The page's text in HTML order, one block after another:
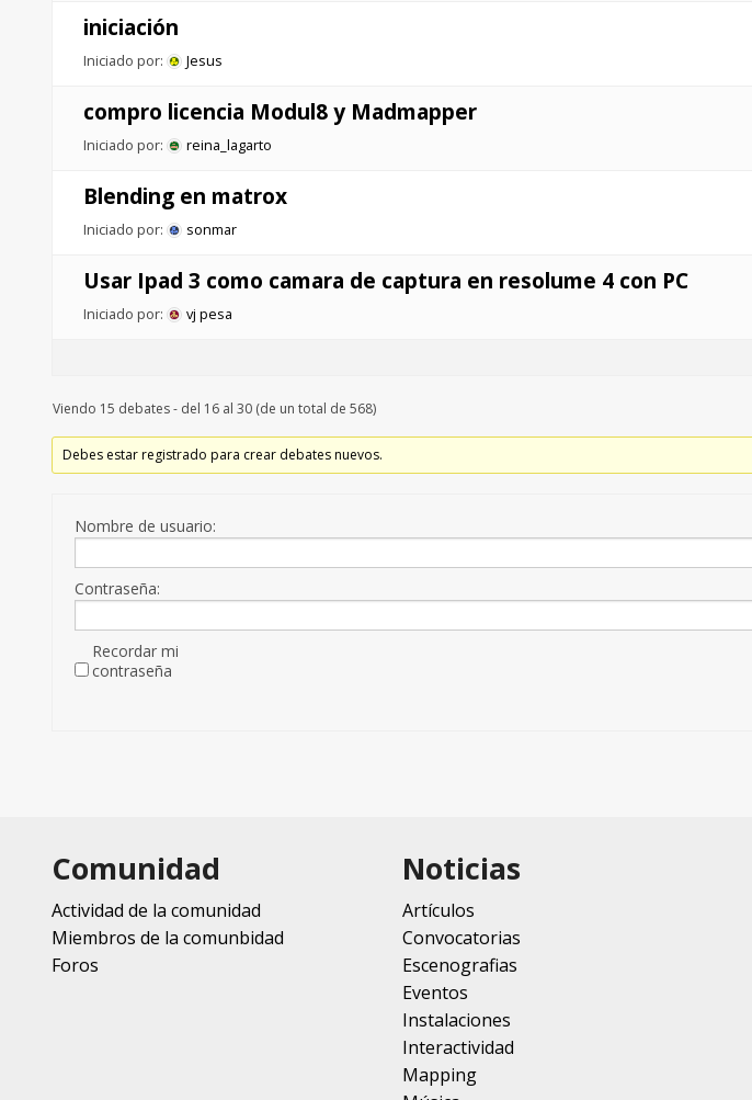
iniciación
Iniciado por: Jesus
compro licencia Modul8 y Madmapper
Iniciado por: reina_lagarto
Blending en matrox
Iniciado por: sonmar
Usar Ipad 3 como camara de captura en resolume 4 con PC
Iniciado por: vj pesa
Viendo 15 debates - del 16 al 30 (de un total de 568)
Debes estar registrado para crear debates nuevos.
Nombre de usuario:
Contraseña:
Recordar mi
contraseña
Comunidad
Actividad de la comunidad
Miembros de la comunbidad
Foros
Noticias
Artículos
Convocatorias
Escenografias
Eventos
Instalaciones
Interactividad
Mapping